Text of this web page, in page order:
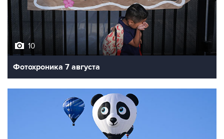
10
Фотохроника 7 августа